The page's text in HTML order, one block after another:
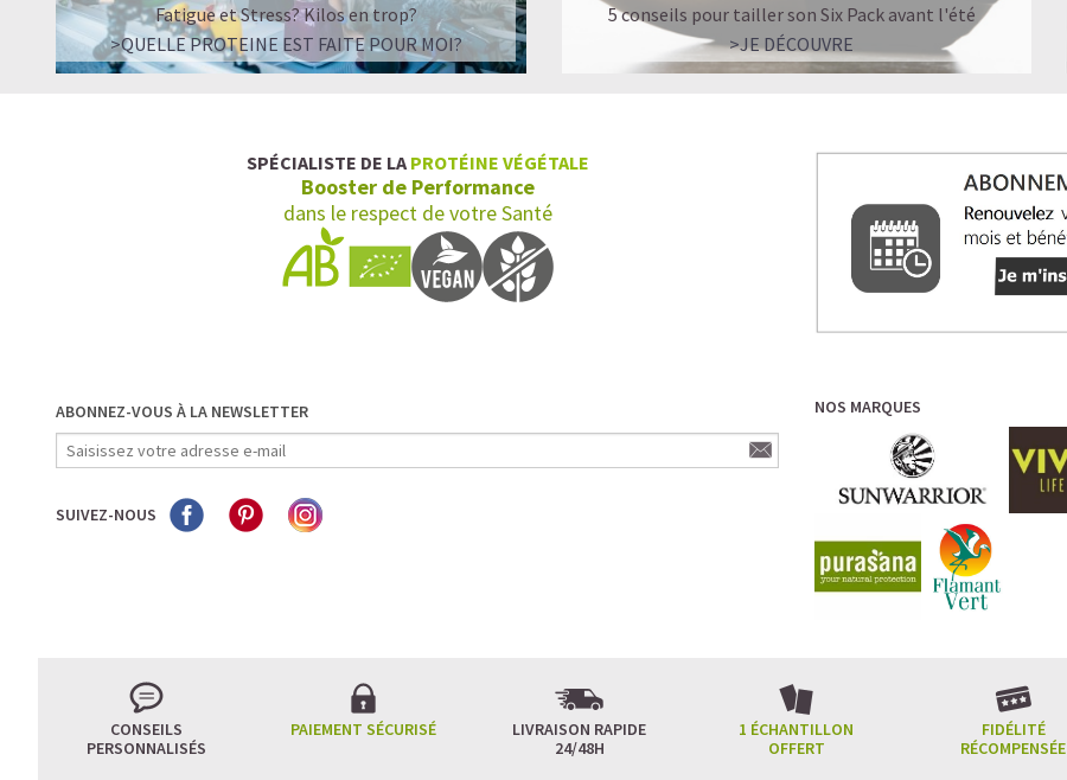
Fatigue et Stress? Kilos en trop?
>QUELLE PROTEINE EST FAITE POUR MOI?
5 conseils pour tailler son Six Pack avant l'été
>JE DÉCOUVRE
SPÉCIALISTE DE LA PROTÉINE VÉGÉTALE
Booster de Performance
dans le respect de votre Santé
ABONNEZ-VOUS À LA NEWSLETTER
SUIVEZ-NOUS
NOS MARQUES
CONSEILS
PERSONNALISÉS
PAIEMENT SÉCURISÉ
LIVRAISON RAPIDE
24/48H
1 ÉCHANTILLON
OFFERT
FIDÉLITÉ
RÉCOMPENSÉE